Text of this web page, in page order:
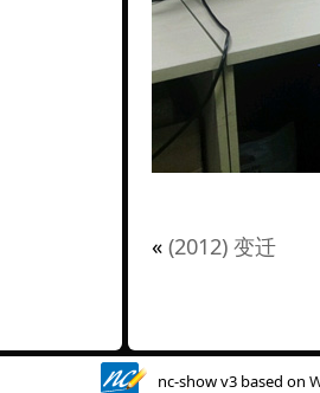
« (2012) 变迁
nc-show v3 based on